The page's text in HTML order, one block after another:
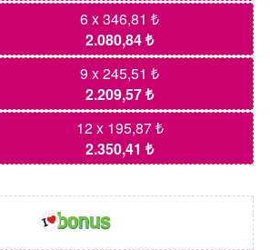
6 x 346,81 ₺
2.080,84 ₺
9 x 245,51 ₺
2.209,57 ₺
12 x 195,87 ₺
2.350,41 ₺